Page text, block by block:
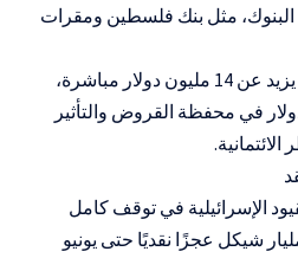
مثل بنك فلسطين ومقرات
• خُسِر في القطاع المالي ما يزيد عن 14 مليون دولار مباشرة،
في محفظة القروض والتأثير
تسببت القيود الإسرائيلية في توقف كامل
النقد، ما دفع نحو 1.2 مليار شيكل عجزًا نقديًا حتى يونيو